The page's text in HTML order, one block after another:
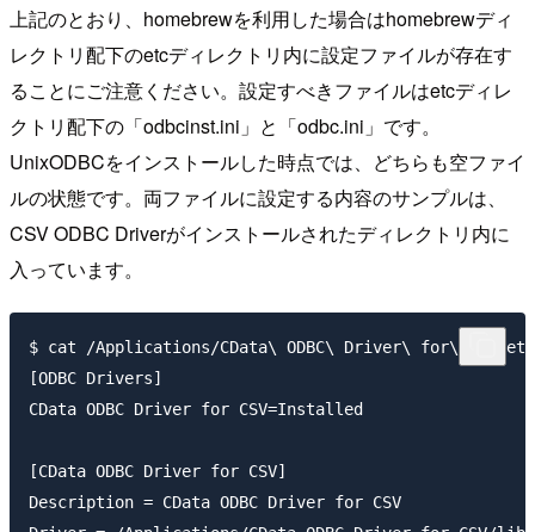
上記のとおり、homebrewを利用した場合はhomebrewディ
レクトリ配下のetcディレクトリ内に設定ファイルが存在す
ることにご注意ください。設定すべきファイルはetcディレ
クトリ配下の「odbcinst.ini」と「odbc.ini」です。
UnixODBCをインストールした時点では、どちらも空ファイ
ルの状態です。両ファイルに設定する内容のサンプルは、
CSV ODBC Driverがインストールされたディレクトリ内に
入っています。
$ cat /Applications/CData\ ODBC\ Driver\ for\ CSV/
[ODBC Drivers]
CData ODBC Driver for CSV=Installed
[CData ODBC Driver for CSV]
Description = CData ODBC Driver for CSV